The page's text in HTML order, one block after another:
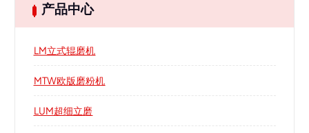
产品中心
LM立式辊磨机
MTW欧版磨粉机
LUM超细立磨